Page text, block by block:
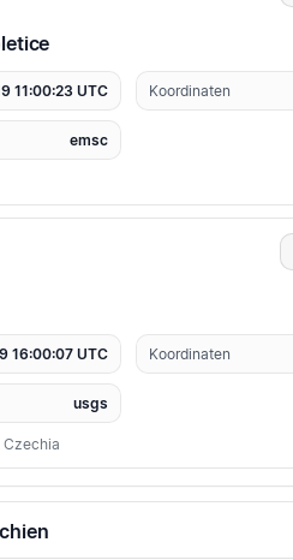
11:00:23 UTC Koordinaten
emsc
16:00:07 UTC Koordinaten
usgs
Czechia